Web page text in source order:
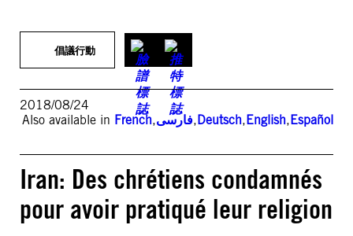
倡議行動
2018/08/24
Also available in French,فارسی,Deutsch,English,Español
Iran: Des chrétiens condamnés
pour avoir pratiqué leur religion